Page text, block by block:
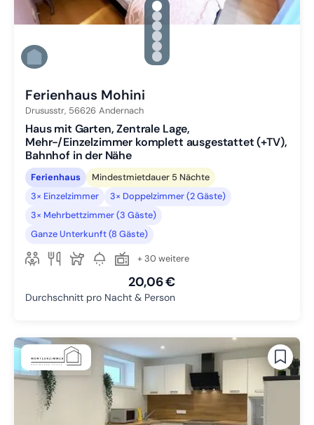
gallery.slide_selector
Zu Slide 1 wechseln
Zu Slide 2 wechseln
Zu Slide 3 wechseln
Zu Slide 4 wechseln
Zu Slide 5 wechseln
Zu Slide 6 wechseln
Ferienhaus Mohini
Drususstr, 56626 Andernach
Haus mit Garten, Zentrale Lage,
Mehr-/Einzelzimmer komplett ausgestattet (+TV),
Bahnhof in der Nähe
Ferienhaus
Mindestmietdauer 5 Nächte
3× Einzelzimmer
3× Doppelzimmer (2 Gäste)
3× Mehrbettzimmer (3 Gäste)
Ganze Unterkunft (8 Gäste)
+ 30 weitere
20,06 €
Durchschnitt pro Nacht & Person